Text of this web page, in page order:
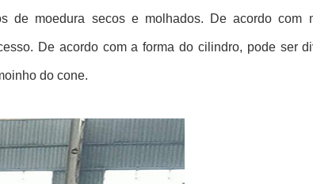
moedura secos e molhados. De acordo com
De acordo com a forma do cilindro, pode ser
do cone.